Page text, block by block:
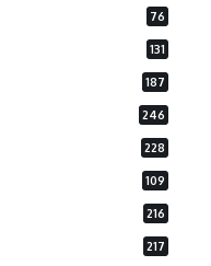
76
131
187
246
228
109
216
217